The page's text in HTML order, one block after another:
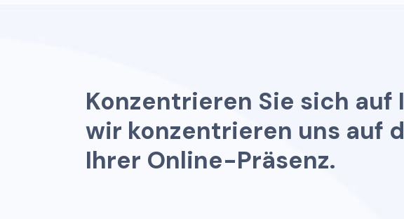
Konzentrieren Sie sich auf I
wir konzentrieren uns auf d
Ihrer Online-Präsenz.